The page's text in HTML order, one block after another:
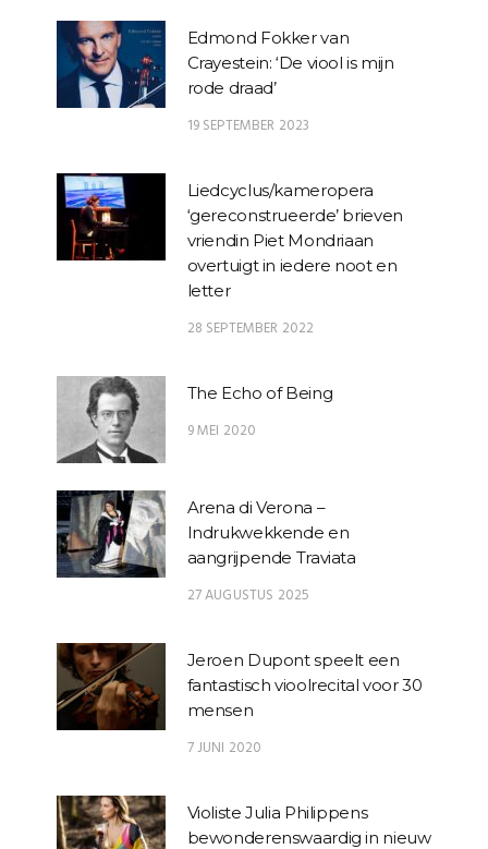
Edmond Fokker van
Crayestein: ‘De viool is mijn
rode draad’
19 SEPTEMBER 2023
Liedcyclus/kameropera
‘gereconstrueerde’ brieven
vriendin Piet Mondriaan
overtuigt in iedere noot en
letter
28 SEPTEMBER 2022
The Echo of Being
9 MEI 2020
Arena di Verona –
Indrukwekkende en
aangrijpende Traviata
27 AUGUSTUS 2025
Jeroen Dupont speelt een
fantastisch vioolrecital voor 30
mensen
7 JUNI 2020
Violiste Julia Philippens
bewonderenswaardig in nieuw